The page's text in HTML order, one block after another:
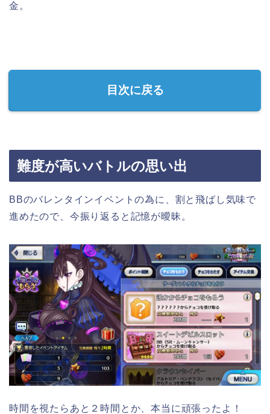
金。
目次に戻る
難度が高いバトルの思い出
BBのバレンタインイベントの為に、割と飛ばし気味で
進めたので、今振り返ると記憶が曖昧。
時間を視たらあと２時間とか、本当に頑張ったよ！